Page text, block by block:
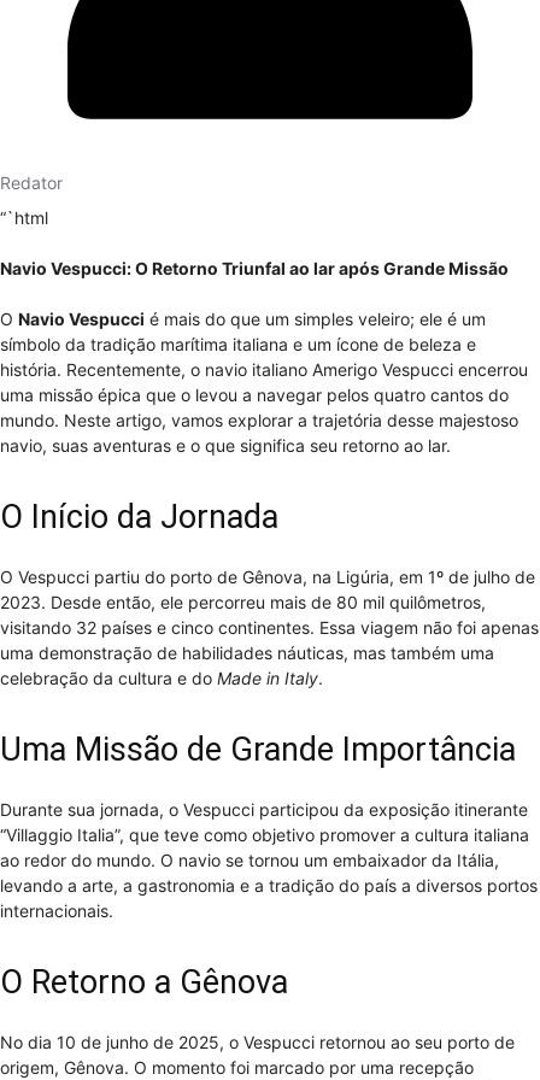
Redator
“`html
Navio Vespucci: O Retorno Triunfal ao lar após Grande Missão
O Navio Vespucci é mais do que um simples veleiro; ele é um
símbolo da tradição marítima italiana e um ícone de beleza e
história. Recentemente, o navio italiano Amerigo Vespucci encerrou
uma missão épica que o levou a navegar pelos quatro cantos do
mundo. Neste artigo, vamos explorar a trajetória desse majestoso
navio, suas aventuras e o que significa seu retorno ao lar.
O Início da Jornada
O Vespucci partiu do porto de Gênova, na Ligúria, em 1º de julho de
2023. Desde então, ele percorreu mais de 80 mil quilômetros,
visitando 32 países e cinco continentes. Essa viagem não foi apenas
uma demonstração de habilidades náuticas, mas também uma
celebração da cultura e do Made in Italy.
Uma Missão de Grande Importância
Durante sua jornada, o Vespucci participou da exposição itinerante
“Villaggio Italia”, que teve como objetivo promover a cultura italiana
ao redor do mundo. O navio se tornou um embaixador da Itália,
levando a arte, a gastronomia e a tradição do país a diversos portos
internacionais.
O Retorno a Gênova
No dia 10 de junho de 2025, o Vespucci retornou ao seu porto de
origem, Gênova. O momento foi marcado por uma recepção